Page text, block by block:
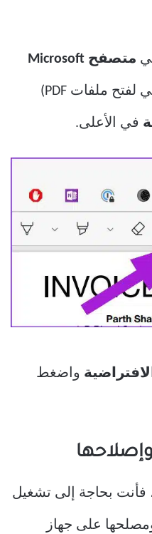
متصفح Microsoft
(لأنه التطبيق الافتراضي لفتح ملفات PDF)
في الأعلى.
واضغط
فأنت بحاجة إلى تشغيل
على جهاز